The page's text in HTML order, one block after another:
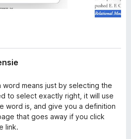
means just by selecting the
to select exactly right, it will use
word is, and give you a definition
that goes away if you click
link.